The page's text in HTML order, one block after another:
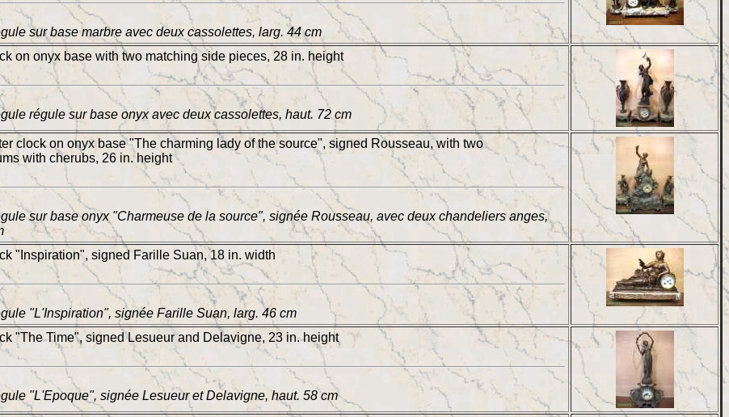
sur base marbre avec deux cassolettes, larg. 44 cm
on onyx base with two matching side pieces, 28 in. height
régule sur base onyx avec deux cassolettes, haut. 72 cm
clock on onyx base "The charming lady of the source", signed Rousseau, with two
with cherubs, 26 in. height
sur base onyx "Charmeuse de la source", signée Rousseau, avec deux chandeliers anges,
"Inspiration", signed Farille Suan, 18 in. width
"L'Inspiration", signée Farille Suan, larg. 46 cm
"The Time", signed Lesueur and Delavigne, 23 in. height
"L'Epoque", signée Lesueur et Delavigne, haut. 58 cm